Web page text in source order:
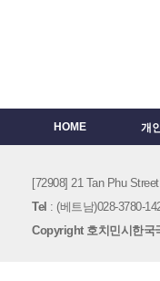
HOME 개
[72908] 21 Tan Phu
Tel : (베트남)028-3780-
Copyright 호치민시한국